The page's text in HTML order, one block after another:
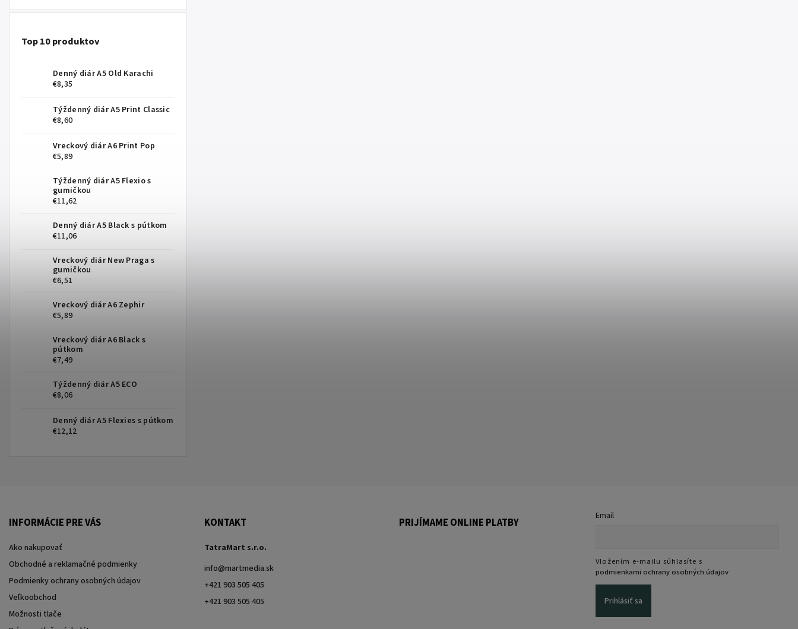
Top 10 produktov
Denný diár A5 Old Karachi
€8,35
Týždenný diár A5 Print Classic
€8,60
Vreckový diár A6 Print Pop
€5,89
Týždenný diár A5 Flexio s
gumičkou
€11,62
Denný diár A5 Black s pútkom
€11,06
Vreckový diár New Praga s
gumičkou
€6,51
Vreckový diár A6 Zephir
€5,89
Vreckový diár A6 Black s
pútkom
€7,49
Týždenný diár A5 ECO
€8,06
Denný diár A5 Flexies s pútkom
€12,12
INFORMÁCIE PRE VÁS
Ako nakupovať
Obchodné a reklamačné podmienky
Podmienky ochrany osobných údajov
Veľkoobchod
Možnosti tlače
KONTAKT
TatraMart s.r.o.
info@martmedia.sk
+421 903 505 405
+421 903 505 405
PRIJÍMAME ONLINE PLATBY
Email
Vložením e-mailu súhlasíte s
podmienkami ochrany osobných údajov
Prihlásiť sa